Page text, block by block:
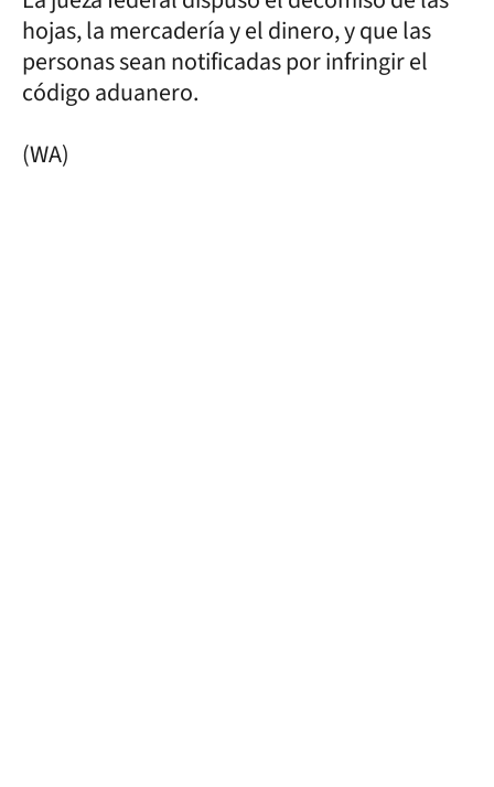
hojas, la mercadería y el dinero, y que las
personas sean notificadas por infringir el
código aduanero.
(WA)